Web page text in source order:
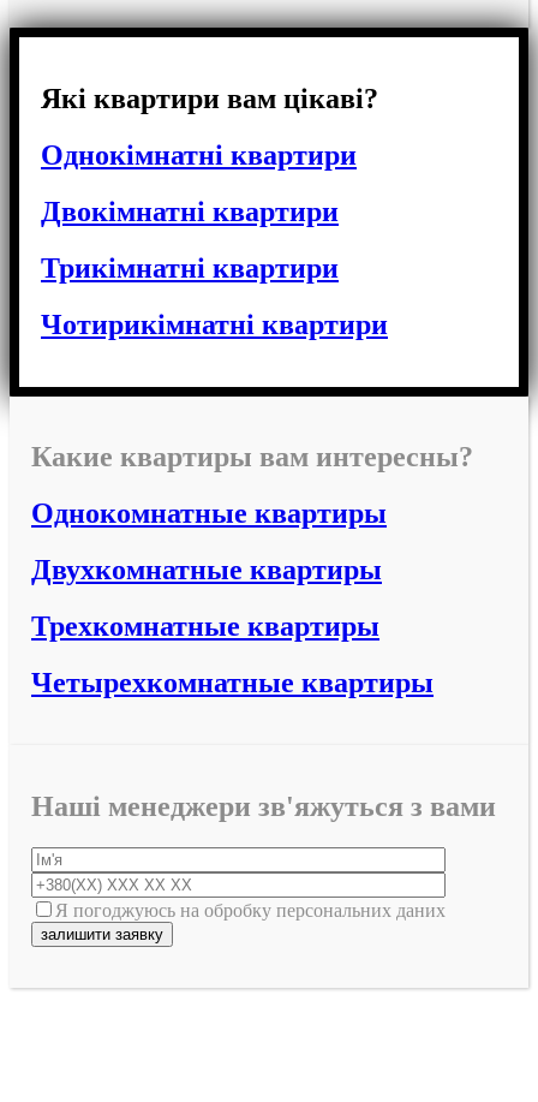
Які квартири вам цікаві?
Однокімнатні квартири
Двокімнатні квартири
Трикімнатні квартири
Чотирикімнатні квартири
Какие квартиры вам интересны?
Однокомнатные квартиры
Двухкомнатные квартиры
Трехкомнатные квартиры
Четырехкомнатные квартиры
Наші менеджери зв'яжуться з вами
Я погоджуюсь на обробку персональних даних